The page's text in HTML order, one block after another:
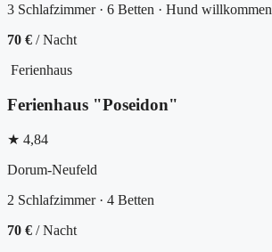
3 Schlafzimmer · 6 Betten · Hund willkommen
70 € / Nacht
Ferienhaus
Ferienhaus "Poseidon"
★ 4,84
Dorum-Neufeld
2 Schlafzimmer · 4 Betten
70 € / Nacht